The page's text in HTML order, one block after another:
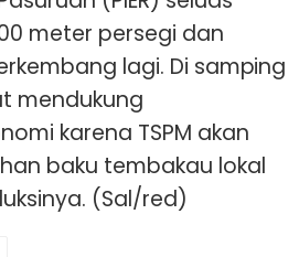
meter persegi dan
lagi. Di samping
mendukung
karena TSPM akan
baku tembakau lokal
(Sal/red)